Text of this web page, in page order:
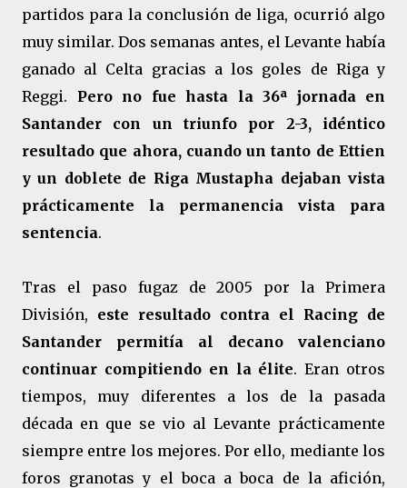
partidos para la conclusión de liga, ocurrió algo
muy similar. Dos semanas antes, el Levante había
ganado al Celta gracias a los goles de Riga y
Reggi. Pero no fue hasta la 36ª jornada en
Santander con un triunfo por 2-3, idéntico
resultado que ahora, cuando un tanto de Ettien
y un doblete de Riga Mustapha dejaban vista
prácticamente la permanencia vista para
sentencia.
Tras el paso fugaz de 2005 por la Primera
División, este resultado contra el Racing de
Santander permitía al decano valenciano
continuar compitiendo en la élite. Eran otros
tiempos, muy diferentes a los de la pasada
década en que se vio al Levante prácticamente
siempre entre los mejores. Por ello, mediante los
foros granotas y el boca a boca de la afición,